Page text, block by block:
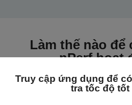
Làm thế nào để
nPerf hoạt
Truy cập ứng dụng để
tra tốc độ tốt